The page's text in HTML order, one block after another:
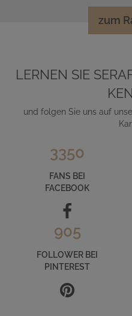
zum
LERNEN SIE
und folgen Sie uns auf
3350
FANS BEI
FACEBOOK
905
FOLLOWER BEI
PINTEREST